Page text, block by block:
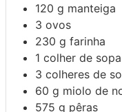
120 g manteiga
3 ovos
230 g farinha
1 colher de
3 colheres de
60 g miolo de
575 g pêras